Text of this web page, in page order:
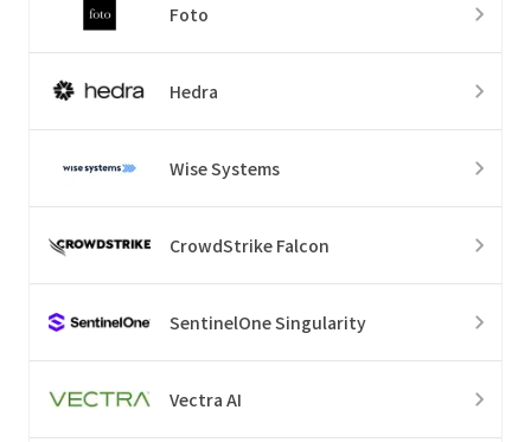
Foto
Hedra
Wise Systems
CrowdStrike Falcon
SentinelOne Singularity
Vectra AI